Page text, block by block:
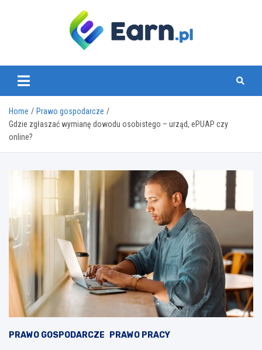
www.earn.pl
Home
Prawo gospodarcze
Gdzie zgłaszać wymianę dowodu osobistego – urząd, ePUAP czy
online?
PRAWO GOSPODARCZE PRAWO PRACY